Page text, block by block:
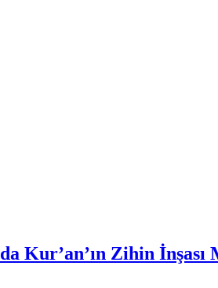
Kur’an’ın Zihin İnşası